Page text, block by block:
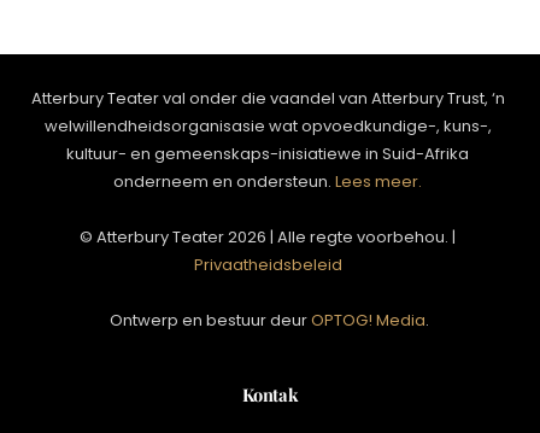
Atterbury Teater val onder die vaandel van Atterbury Trust, ‘n
welwillendheidsorganisasie wat opvoedkundige-, kuns-,
kultuur- en gemeenskaps-inisiatiewe in Suid-Afrika
onderneem en ondersteun.Lees meer.
© Atterbury Teater 2026 | Alle regte voorbehou. |
Privaatheidsbeleid
Ontwerp en bestuur deurOPTOG! Media.
Kontak